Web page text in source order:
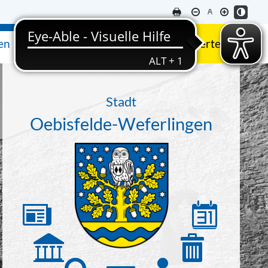
Ausflugsziele & Sehenswertes
Stadt
Oebisfelde-Weferlingen